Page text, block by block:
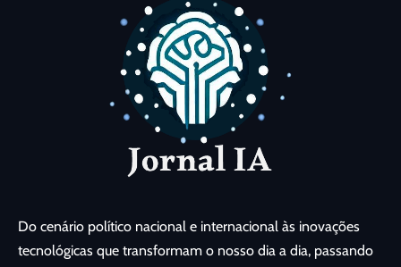
Do cenário político nacional e internacional às inovações
tecnológicas que transformam o nosso dia a dia, passando